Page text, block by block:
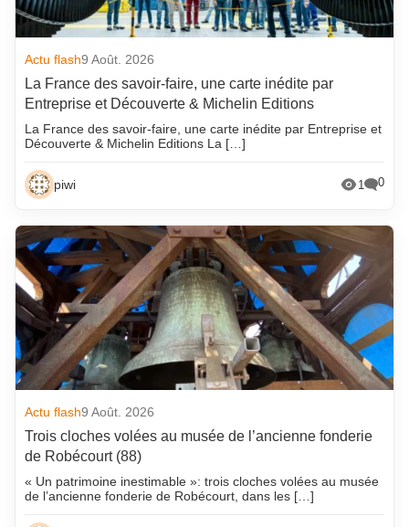
Actu flash9 Août. 2026
La France des savoir-faire, une carte inédite par
Entreprise et Découverte & Michelin Editions
La France des savoir-faire, une carte inédite par Entreprise et
Découverte & Michelin Editions La […]
piwi 1 0
Actu flash9 Août. 2026
Trois cloches volées au musée de l’ancienne fonderie
de Robécourt (88)
« Un patrimoine inestimable »: trois cloches volées au musée
de l’ancienne fonderie de Robécourt, dans les […]